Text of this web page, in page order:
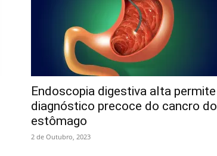
Endoscopia digestiva alta permite
diagnóstico precoce do cancro do
estômago
2 de Outubro, 2023